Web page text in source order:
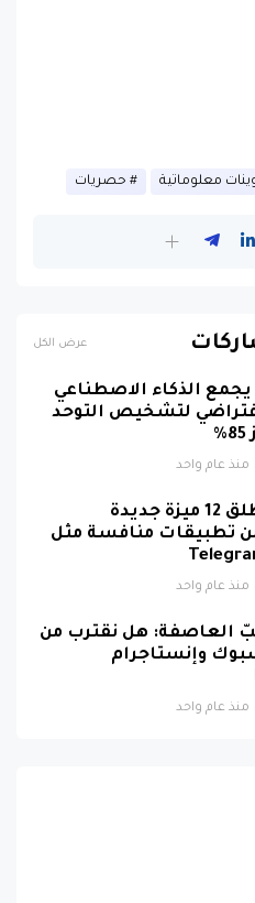
معلوماتية حصريات
عرض الكل
الذكاء الاصطناعي
لتشخيص التوحد
منذ عام واحد
واتساب تطلق 12 ميزة جديدة
تطبيقات منافسة مثل
منذ عام واحد
العاصفة: هل نقترب من
وإنستاجرام
منذ عام واحد